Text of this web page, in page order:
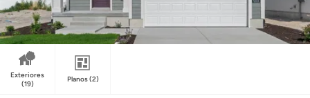
Exteriores
(19)
Planos(2)